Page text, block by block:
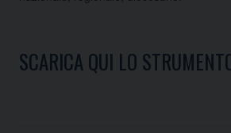
SCARICA QUI LO